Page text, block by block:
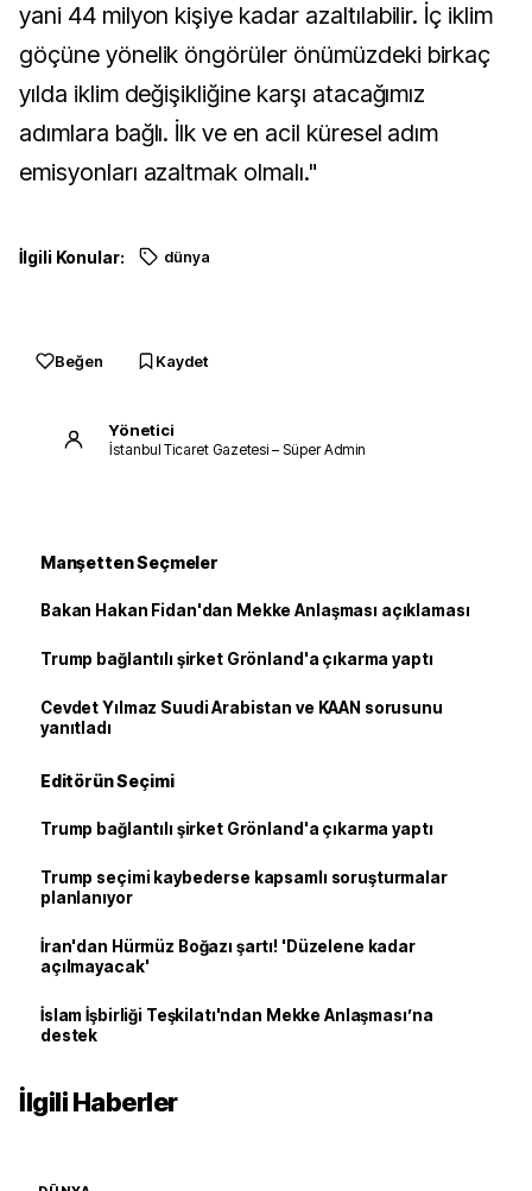
yani 44 milyon kişiye kadar azaltılabilir. İç iklim
göçüne yönelik öngörüler önümüzdeki birkaç
yılda iklim değişikliğine karşı atacağımız
adımlara bağlı. İlk ve en acil küresel adım
emisyonları azaltmak olmalı."
İlgili Konular: dünya
Beğen Kaydet
Yönetici
İstanbul Ticaret Gazetesi – Süper Admin
Manşetten Seçmeler
Bakan Hakan Fidan'dan Mekke Anlaşması açıklaması
Trump bağlantılı şirket Grönland'a çıkarma yaptı
Cevdet Yılmaz Suudi Arabistan ve KAAN sorusunu
yanıtladı
Editörün Seçimi
Trump bağlantılı şirket Grönland'a çıkarma yaptı
Trump seçimi kaybederse kapsamlı soruşturmalar
planlanıyor
İran'dan Hürmüz Boğazı şartı! 'Düzelene kadar
açılmayacak'
İslam İşbirliği Teşkilatı'ndan Mekke Anlaşması’na
destek
İlgili Haberler